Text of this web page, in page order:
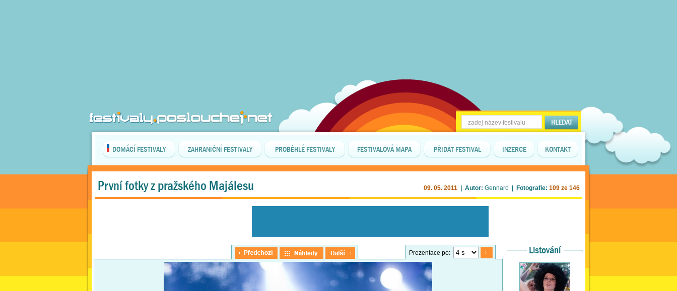
DOMÁCÍ FESTIVALY ZAHRANIČNÍ FESTIVALY PROBĚHLÉ FESTIVALY FESTIVALOVÁ MAPA PŘIDAT FESTIVAL INZERCE KONTAKT
První fotky z pražského Majálesu 09. 05. 2011 | Autor: Gennaro | Fotografie: 109 ze 146
Prezentace po: Listování